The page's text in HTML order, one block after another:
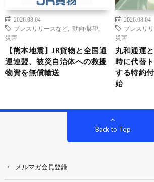
2026.08.04
プレスリリースなど
動向/展望
災害
【熊本地震】JR貨物と全国通
運連盟、被災自治体への救援
物資を無償輸送
2026.08.04
プレスリ
災害
丸和通運
時に代替
する特約
始
Back to Top
メルマガ会員登録